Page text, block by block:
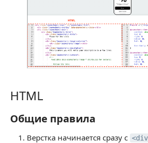
HTML
HTML
Общие правила
Общие правила
Верстка начинается сразу с <div